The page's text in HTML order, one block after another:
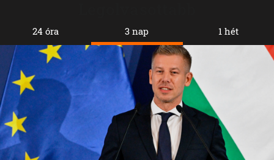
24 óra 3 nap 1 hét